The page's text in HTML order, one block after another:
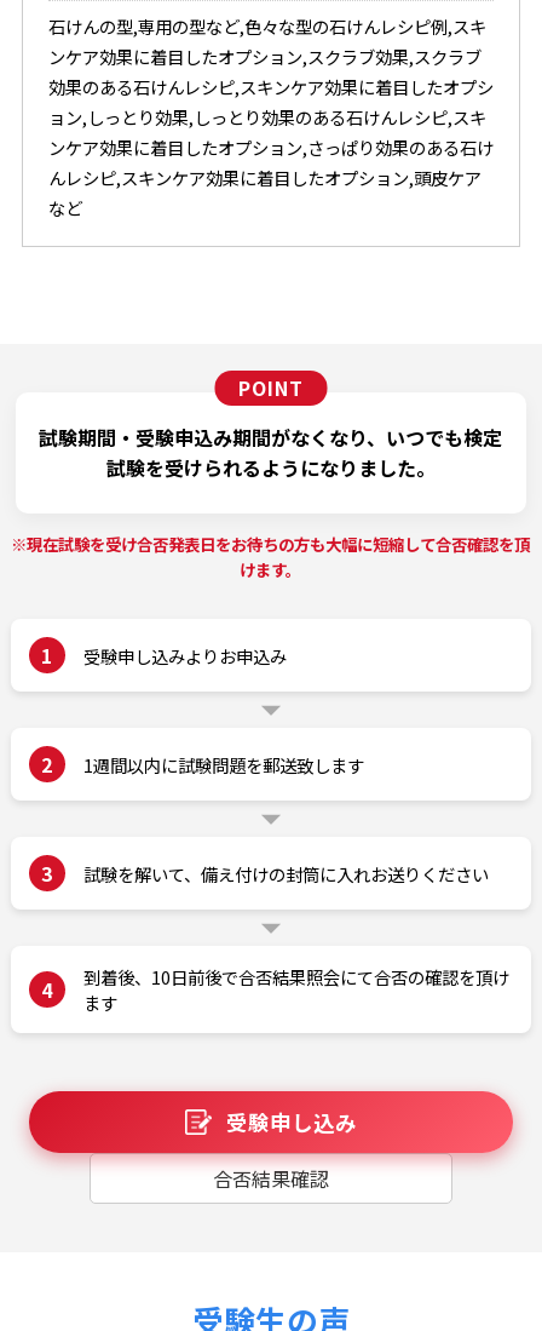
石けんの型,専用の型など,色々な型の石けんレシピ例,スキ
ンケア効果に着目したオプション,スクラブ効果,スクラブ
効果のある石けんレシピ,スキンケア効果に着目したオプシ
ョン,しっとり効果,しっとり効果のある石けんレシピ,スキ
ンケア効果に着目したオプション,さっぱり効果のある石け
んレシピ,スキンケア効果に着目したオプション,頭皮ケア
など
試験期間・受験申込み期間がなくなり、 いつでも検定
試験を受けられるようになりました。
※現在試験を受け合否発表日をお待ちの方も大幅に短縮して合否確認を頂
けます。
1 受験申し込みよりお申込み
2 1週間以内に試験問題を郵送致します
3 試験を解いて、備え付けの封筒に入れお送りください
4
到着後、10日前後で合否結果照会にて合否の確認を頂け
ます
受験申し込み
合否結果確認
受験生の声